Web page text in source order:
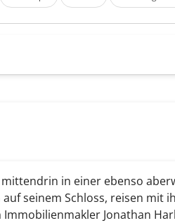
mittendrin in einer ebenso
seinem Schloss, reisen mit
Jonathan